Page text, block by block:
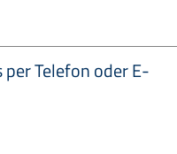
per Telefon oder E-